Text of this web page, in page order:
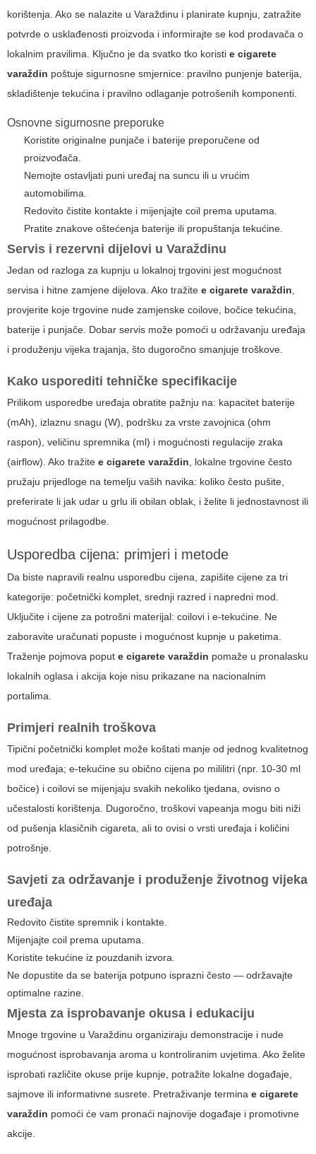
korištenja. Ako se nalazite u Varaždinu i planirate kupnju, zatražite
potvrde o usklađenosti proizvoda i informirajte se kod prodavača o
lokalnim pravilima. Ključno je da svatko tko koristi e cigarete
varaždin poštuje sigurnosne smjernice: pravilno punjenje baterija,
skladištenje tekućina i pravilno odlaganje potrošenih komponenti.
Osnovne sigurnosne preporuke
Koristite originalne punjače i baterije preporučene od
proizvođača.
Nemojte ostavljati puni uređaj na suncu ili u vrućim
automobilima.
Redovito čistite kontakte i mijenjajte coil prema uputama.
Pratite znakove oštećenja baterije ili propuštanja tekućine.
Servis i rezervni dijelovi u Varaždinu
Jedan od razloga za kupnju u lokalnoj trgovini jest mogućnost
servisa i hitne zamjene dijelova. Ako tražite e cigarete varaždin
provjerite koje trgovine nude zamjenske coilove, bočice tekućina,
baterije i punjače. Dobar servis može pomoći u održavanju uređaja
i produženju vijeka trajanja, što dugoročno smanjuje troškove.
Kako usporediti tehničke specifikacije
Prilikom usporedbe uređaja obratite pažnju na: kapacitet baterije
(mAh), izlaznu snagu (W), podršku za vrste zavojnica (ohm
raspon), veličinu spremnika (ml) i mogućnosti regulacije zraka
(airflow). Ako tražite e cigarete varaždin , lokalne trgovine često
pružaju prijedloge na temelju vaših navika: koliko često pušite,
preferirate li jak udar u grlu ili obilan oblak, i želite li jednostavnost ili
mogućnost prilagodbe.
Usporedba cijena: primjeri i metode
Da biste napravili realnu usporedbu cijena, zapišite cijene za tri
kategorije: početnički komplet, srednji razred i napredni mod.
Uključite i cijene za potrošni materijal: coilovi i e-tekućine. Ne
zaboravite uračunati popuste i mogućnost kupnje u paketima.
Traženje pojmova poput e cigarete varaždin pomaže u pronalasku
lokalnih oglasa i akcija koje nisu prikazane na nacionalnim
portalima.
Primjeri realnih troškova
Tipični početnički komplet može koštati manje od jednog kvalitetnog
mod uređaja; e-tekućine su obično cijena po mililitri (npr. 10-30 ml
bočice) i coilovi se mijenjaju svakih nekoliko tjedana, ovisno o
učestalosti korištenja. Dugoročno, troškovi vapeanja mogu biti niži
od pušenja klasičnih cigareta, ali to ovisi o vrsti uređaja i količini
potrošnje.
Savjeti za održavanje i produženje životnog vijeka
uređaja
Redovito čistite spremnik i kontakte.
Mijenjajte coil prema uputama.
Koristite tekućine iz pouzdanih izvora.
Ne dopustite da se baterija potpuno isprazni često — održavajte
optimalne razine.
Mjesta za isprobavanje okusa i edukaciju
Mnoge trgovine u Varaždinu organiziraju demonstracije i nude
mogućnost isprobavanja aroma u kontroliranim uvjetima. Ako želite
isprobati različite okuse prije kupnje, potražite lokalne događaje,
sajmove ili informativne susrete. Pretraživanje termina e cigarete
varaždin pomoći će vam pronaći najnovije događaje i promotivne
akcije.